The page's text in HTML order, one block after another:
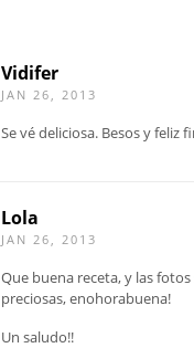
Vidifer
JAN 26, 2013
Se vé deliciosa. Besos y feliz
Lola
JAN 26, 2013
Que buena receta, y las fotos
preciosas, enohorabuena!
Un saludo!!